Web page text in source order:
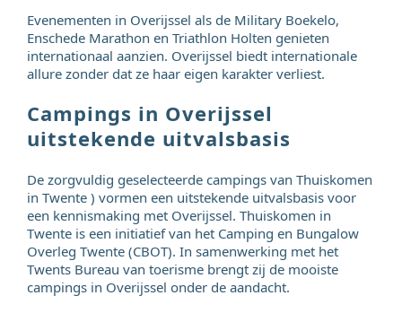
Evenementen in Overijssel als de Military Boekelo,
Enschede Marathon en Triathlon Holten genieten
internationaal aanzien. Overijssel biedt internationale
allure zonder dat ze haar eigen karakter verliest.
Campings in Overijssel
uitstekende uitvalsbasis
De zorgvuldig geselecteerde campings van Thuiskomen
in Twente ) vormen een uitstekende uitvalsbasis voor
een kennismaking met Overijssel. Thuiskomen in
Twente is een initiatief van het Camping en Bungalow
Overleg Twente (CBOT). In samenwerking met het
Twents Bureau van toerisme brengt zij de mooiste
campings in Overijssel onder de aandacht.